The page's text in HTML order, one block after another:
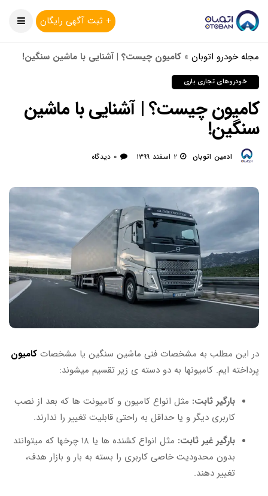
+ ثبت آگهی رایگان
مجله خودرو اتوبان » کامیون چیست؟ | آشنایی با ماشین سنگین!
خودروهای تجاری باری
کامیون چیست؟ | آشنایی با ماشین
سنگین!
ادمین اتوبان ۲ اسفند ۱۳۹۹ ۰ دیدگاه
در این مطلب به مشخصات فنی ماشین سنگین یا مشخصات کامیون
پرداخته ایم. کامیونها به دو دسته ی زیر تقسیم میشوند:
بارگیر ثابت: مثل انواع کامیون و کامیونت ها که بعد از نصب
کاربری دیگر و یا حداقل به راحتی قابلیت تغییر را ندارند.
بارگیر غیر ثابت:
مثل انواع کشنده ها یا ۱۸ چرخها که میتوانند
بدون محدودیت خاصی کاربری را بسته به بار و بازار هدف،
تغییر دهند.